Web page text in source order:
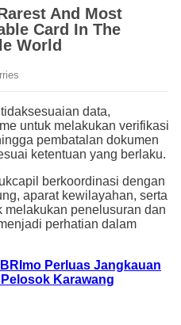
data,
untuk melakukan verifikasi
pembatalan dokumen
ketentuan yang berlaku.
berkoordinasi dengan
aparat kewilayahan, serta
melakukan penelusuran dan
perhatian dalam
Perluas Jangkauan
Karawang